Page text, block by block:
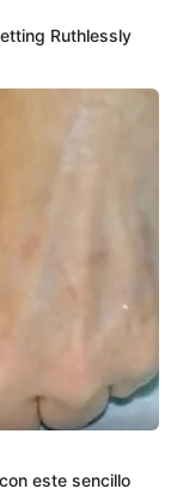
,J Balvin,Ryan
partes del